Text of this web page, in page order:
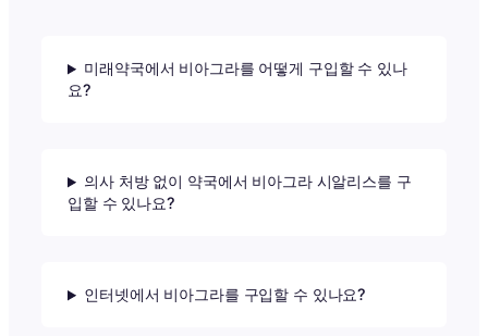
미래약국에서 비아그라를 어떻게 구입할 수 있나
요?
의사 처방 없이 약국에서 비아그라 시알리스를 구
입할 수 있나요?
인터넷에서 비아그라를 구입할 수 있나요?